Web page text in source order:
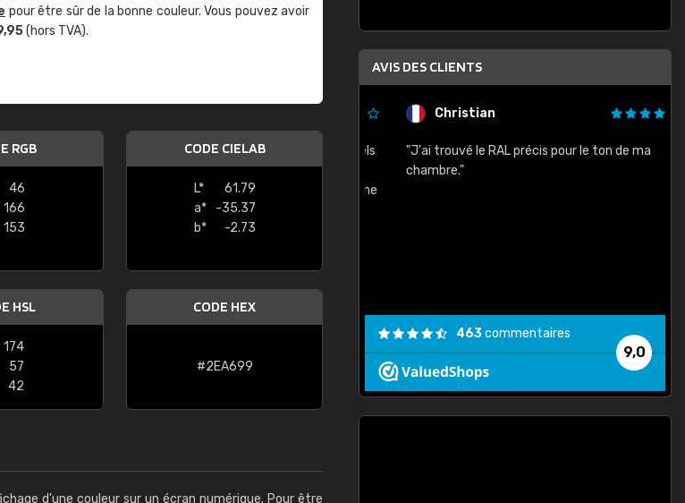
pour être sûr de la bonne couleur. Vous pouvez avoir
(hors TVA).
RGB
46
166
153
CODE CIELAB
L*
61.79
a*
-35.37
b*
-2.73
HSL
174
57
42
CODE HEX
#2EA699
d'une couleur sur un écran numérique. Pour être
AVIS DES CLIENTS
"Le site ne permet pas de voir clairement quels
sont les produits disponibles. Il y a plusieurs
palettes de couleurs: Classic, Design, etc. On ne
comprend pas qui est quoi. La livraison s'est
bien passé et le produit reçu me convient."
Christian
"J'ai trouvé le RAL précis pour le ton de ma
chambre."
9,0
463commentaires